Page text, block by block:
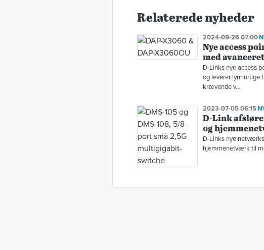
Relaterede nyheder
2024-09-26 07:00
Nye access
med
D-Links nye access
og leverer lynhurtige
krævende v...
2023-07-05 06:15
D-Link
og
D-Links nye
hjemmenetværk til